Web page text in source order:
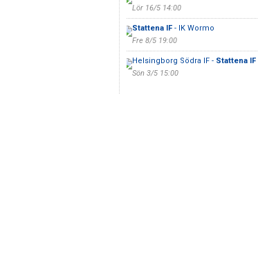
Lör 16/5 14:00
Stattena IF- IK Wormo
Fre 8/5 19:00
Helsingborg Södra IF - Stattena IF
Sön 3/5 15:00